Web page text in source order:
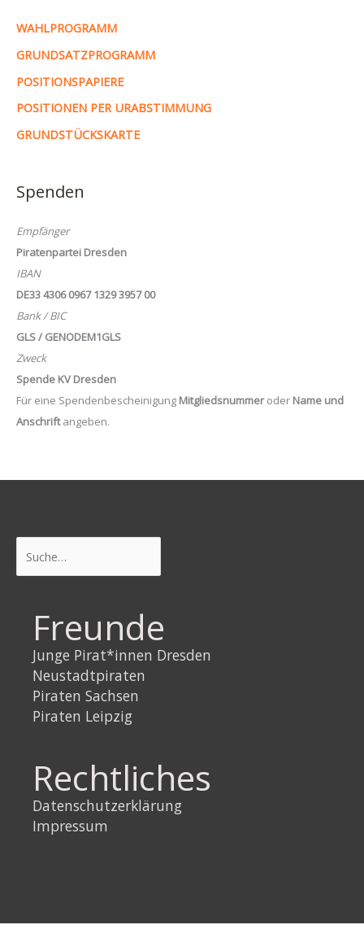
WAHLPROGRAMM
GRUNDSATZPROGRAMM
POSITIONSPAPIERE
POSITIONEN PER URABSTIMMUNG
GRUNDSTÜCKSKARTE
Spenden
Empfänger
Piratenpartei Dresden
IBAN
DE33 4306 0967 1329 3957 00
Bank / BIC
GLS / GENODEM1GLS
Zweck
Spende KV Dresden
Für eine Spendenbescheinigung Mitgliedsnummeroder Name und
Anschriftangeben.
Freunde
Junge Pirat*innen Dresden
Neustadtpiraten
Piraten Sachsen
Piraten Leipzig
Rechtliches
Datenschutzerklärung
Impressum